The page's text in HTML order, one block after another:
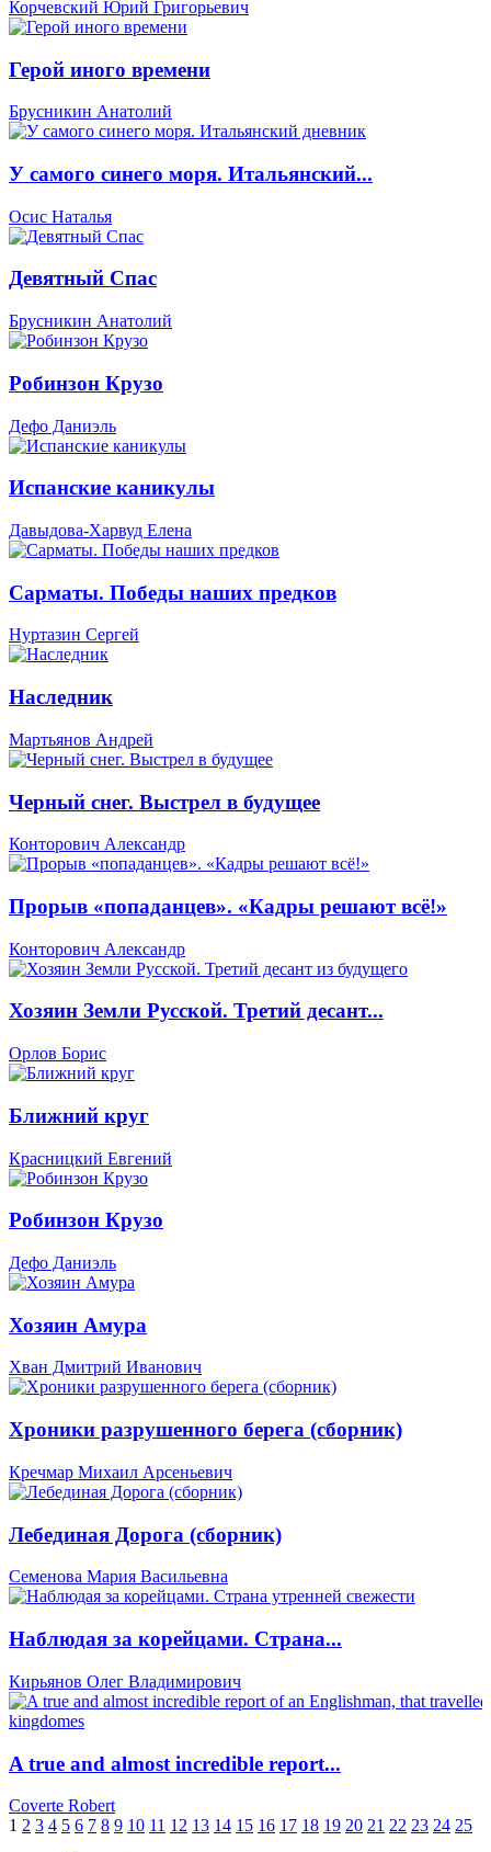
Корчевский Юрий Григорьевич
Герой иного времени
Брусникин Анатолий
У самого синего моря. Итальянский...
Осис Наталья
Девятный Спас
Брусникин Анатолий
Робинзон Крузо
Дефо Даниэль
Испанские каникулы
Давыдова-Харвуд Елена
Сарматы. Победы наших предков
Нуртазин Сергей
Наследник
Мартьянов Андрей
Черный снег. Выстрел в будущее
Конторович Александр
Прорыв «попаданцев». «Кадры решают всё!»
Конторович Александр
Хозяин Земли Русской. Третий десант...
Орлов Борис
Ближний круг
Красницкий Евгений
Робинзон Крузо
Дефо Даниэль
Хозяин Амура
Хван Дмитрий Иванович
Хроники разрушенного берега (сборник)
Кречмар Михаил Арсеньевич
Лебединая Дорога (сборник)
Семенова Мария Васильевна
Наблюдая за корейцами. Страна...
Кирьянов Олег Владимирович
A true and almost incredible report...
Coverte Robert
1 2 3 4 5 6 7 8 9 10 11 12 13 14 15 16 17 18 19 20 21 22 23 24 25